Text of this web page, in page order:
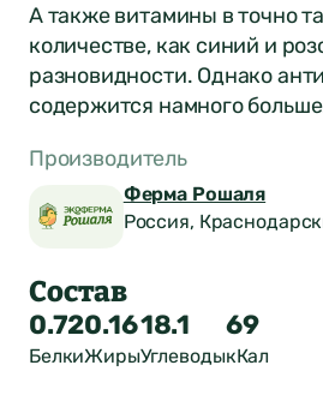
А также витамины в точно
количестве, как синий и
разновидности. Однако
содержится намного
Производитель
Ферма Рошаля
Россия,
Состав
0.72
Белки
0.16
Жиры
18.1
Углеводы
69
кКал